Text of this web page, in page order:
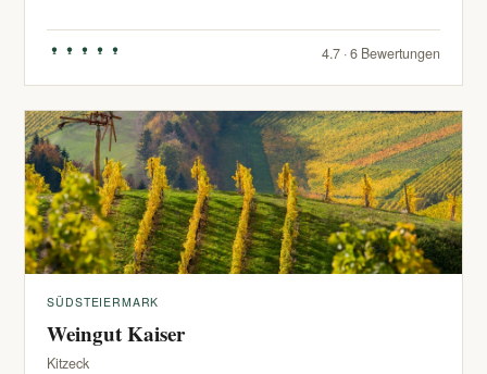
4.7 · 6 Bewertungen
SÜDSTEIERMARK
Weingut Kaiser
Kitzeck